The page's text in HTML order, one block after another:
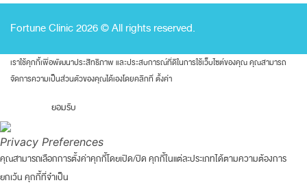
Fortune Clinic 2026 © All rights reserved.
เราใช้คุกกี้เพื่อพัฒนาประสิทธิภาพ และประสบการณ์ที่ดีในการใช้เว็บไซต์ของคุณ คุณสามารถ
จัดการความเป็นส่วนตัวของคุณได้เองโดยคลิกที่ตั้งค่า
ยอมรับ
Privacy Preferences
คุณสามารถเลือกการตั้งค่าคุกกี้โดยเปิด/ปิด คุกกี้ในแต่ละประเภทได้ตามความต้องการ
ยกเว้น คุกกี้ที่จำเป็น